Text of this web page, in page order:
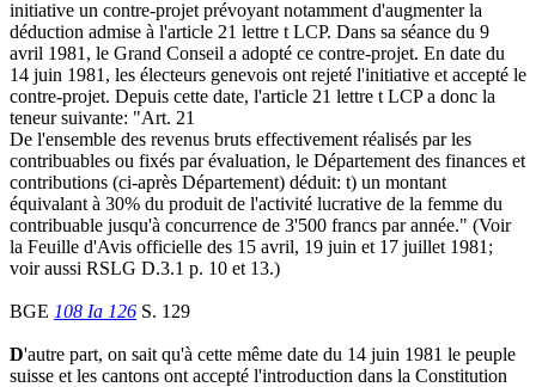
initiative un contre-projet prévoyant notamment d'augmenter la
déduction admise à l'article 21 lettre t LCP. Dans sa séance du 9
avril 1981, le Grand Conseil a adopté ce contre-projet. En date du
14 juin 1981, les électeurs genevois ont rejeté l'initiative et accepté le
contre-projet. Depuis cette date, l'article 21 lettre t LCP a donc la
teneur suivante: "Art. 21
De l'ensemble des revenus bruts effectivement réalisés par les
contribuables ou fixés par évaluation, le Département des finances et
contributions (ci-après Département) déduit: t) un montant
équivalant à 30% du produit de l'activité lucrative de la femme du
contribuable jusqu'à concurrence de 3'500 francs par année." (Voir
la Feuille d'Avis officielle des 15 avril, 19 juin et 17 juillet 1981;
voir aussi RSLG D.3.1 p. 10 et 13.)
BGE 108 Ia 126 S. 129
D'autre part, on sait qu'à cette même date du 14 juin 1981 le peuple
suisse et les cantons ont accepté l'introduction dans la Constitution